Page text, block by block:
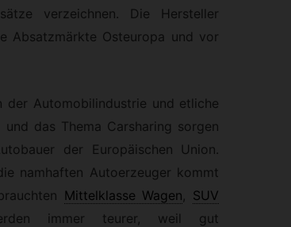
verzeichnen. Die Hersteller
Absatzmärkte Osteuropa und vor
der Automobilindustrie und etliche
das Thema Carsharing sorgen
der Europäischen Union.
namhaften Autoerzeuger kommt
Mittelklasse Wagen
SUV
immer teurer, weil gut